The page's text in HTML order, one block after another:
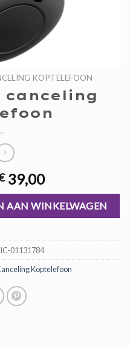
KOPTELEFOON
canceling
59,00.
39,00Huidige
prijs
is:
€ 39,00.
aantal
AAN WINKELWAGEN
IC-01131784
Koptelefoon